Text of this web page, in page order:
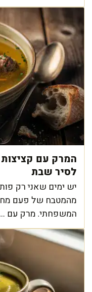
המרק עם
לסיר שבת
יש ימים שאני רק
מהמטבח של פעם
המשפחתי. מרק עם ...